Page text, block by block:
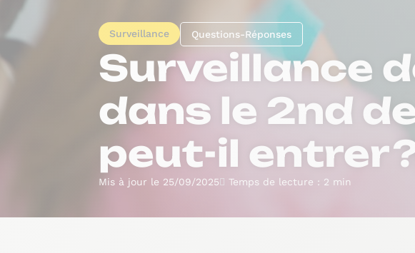
Surveillance Questions-Réponses
Surveillance
dans le 2nd
peut-il entrer
Mis à jour le 25/09/2025 Temps de lecture : 2 min